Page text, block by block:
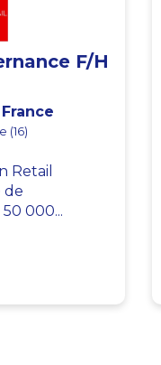
F/H
(16)
Retail
de
000...